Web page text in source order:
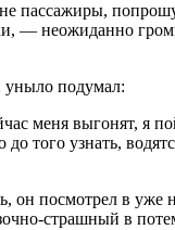
пассажиры,
— неожиданно
уныло подумал:
меня выгонят, я
того узнать,
он посмотрел в уже
страшный в